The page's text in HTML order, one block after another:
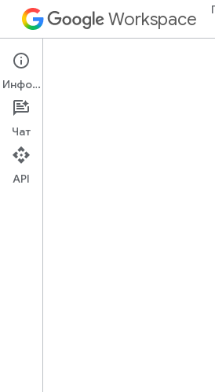
Workspace
Google Chat
Обзор
Информация
Чат
API